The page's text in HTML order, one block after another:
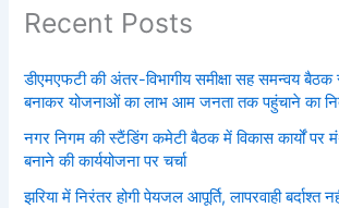
Recent Posts
डीएमएफटी की अंतर-विभागीय समीक्षा सह समन्वय
बनाकर योजनाओं का लाभ आम जनता तक पहुंचाने का
नगर निगम की स्टैंडिंग कमेटी बैठक में विकास कार्यों पर
बनाने की कार्ययोजना पर चर्चा
झरिया में निरंतर होगी पेयजल आपूर्ति, लापरवाही बर्दाश्त